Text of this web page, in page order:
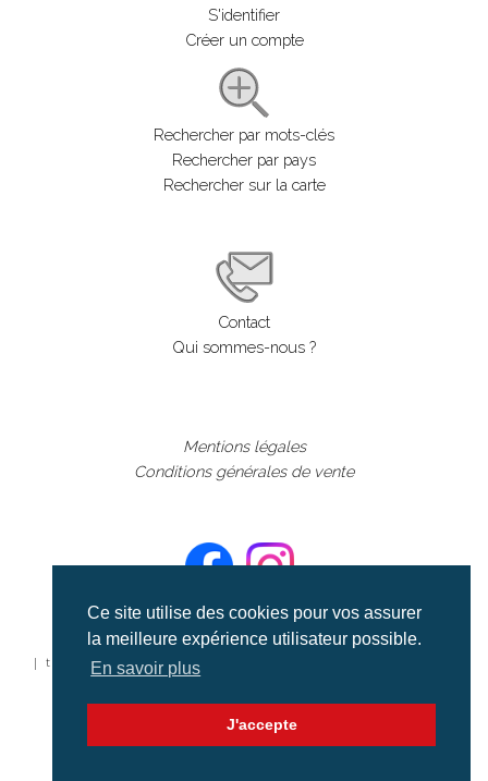
Ce site utilise des cookies pour vos assurer
la meilleure expérience utilisateur possible.
En savoir plus
J'accepte
S'identifier
Créer un compte
Rechercher par mots-clés
Rechercher par pays
Rechercher sur la carte
Contact
Qui sommes-nous ?
Mentions légales
Conditions générales de vente
©aerialcollection marque déposée 2024
| tous droits réservés | aerialcollection.fr banque d'images
aériennes et documentaires video et cinéma |